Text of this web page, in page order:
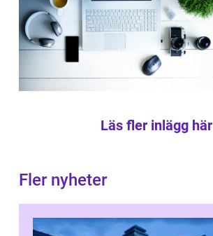
Läs fler inlägg här
Fler nyheter